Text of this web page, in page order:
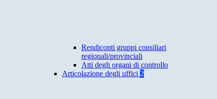
Rendiconti gruppi consiliari
regionali/provinciali
Atti degli organi di controllo
Articolazione degli uffici 2